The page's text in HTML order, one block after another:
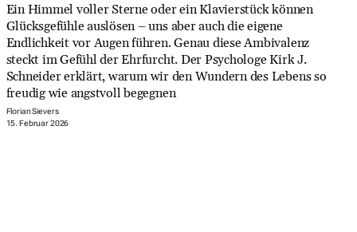
Ein Himmel voller Sterne oder ein Klavierstück können
Glücksgefühle auslösen – uns aber auch die eigene
Endlichkeit vor Augen führen. Genau diese Ambivalenz
steckt im Gefühl der Ehrfurcht. Der Psychologe Kirk J.
Schneider erklärt, warum wir den Wundern des Lebens so
freudig wie angstvoll begegnen
Florian Sievers
15. Februar 2026